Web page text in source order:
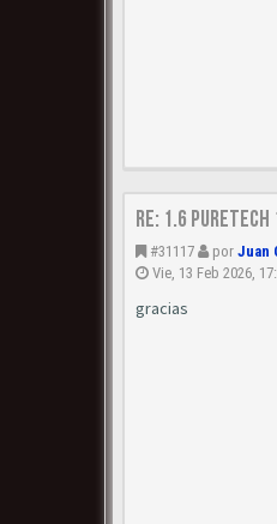
Re: 1.6
#31117 por Juan
Vie, 13 Feb 2026,
gracias